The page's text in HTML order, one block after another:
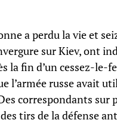
a perdu la vie et
sur Kiev, ont
la fin d’un cessez-le-
l’armée russe avait
correspondants
tirs de la défense